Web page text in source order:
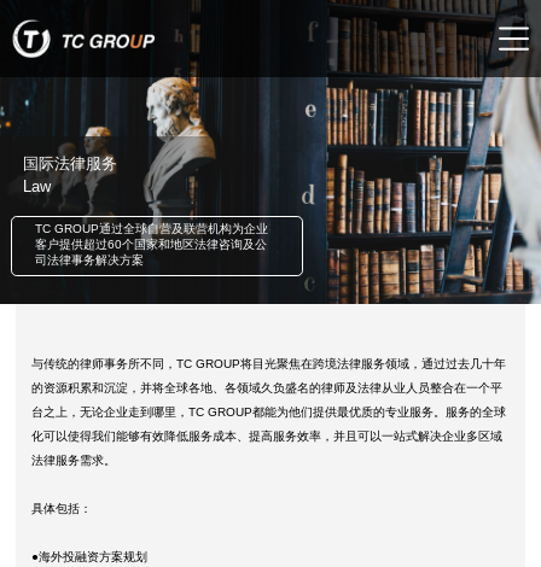
国际法律服务
Law
TC GROUP通过全球自营及联营机构为企业
客户提供超过60个国家和地区法律咨询及公
司法律事务解决方案
与传统的律师事务所不同，TC GROUP将目光聚焦在跨境法律服务领域，通过过去几十年
的资源积累和沉淀，并将全球各地、各领域久负盛名的律师及法律从业人员整合在一个平
台之上，无论企业走到哪里，TC GROUP都能为他们提供最优质的专业服务。服务的全球
化可以使得我们能够有效降低服务成本、提高服务效率，并且可以一站式解决企业多区域
法律服务需求。
具体包括：
●海外投融资方案规划